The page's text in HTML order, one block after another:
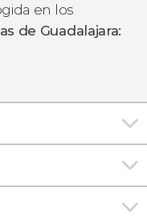
en los
de Guadalajara: